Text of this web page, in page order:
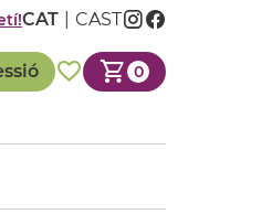
0
CAT CAST